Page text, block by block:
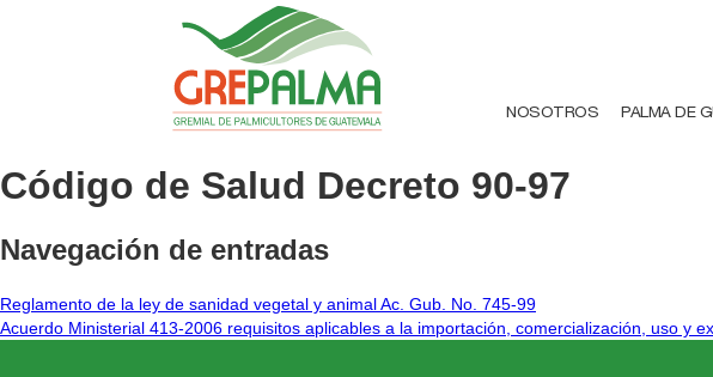
NOSOTROS PALMA DE
Código de Salud Decreto 90-97
Navegación de entradas
Reglamento de la ley de sanidad vegetal y animal Ac. Gub. No. 745-99
Acuerdo Ministerial 413-2006 requisitos aplicables a la importación, comercialización, uso